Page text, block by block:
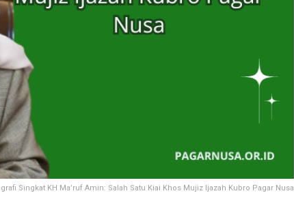
Singkat KH Ma’ruf Amin: Salah Satu Kiai Khos Mujiz Ijazah Kubro Pagar Nusa